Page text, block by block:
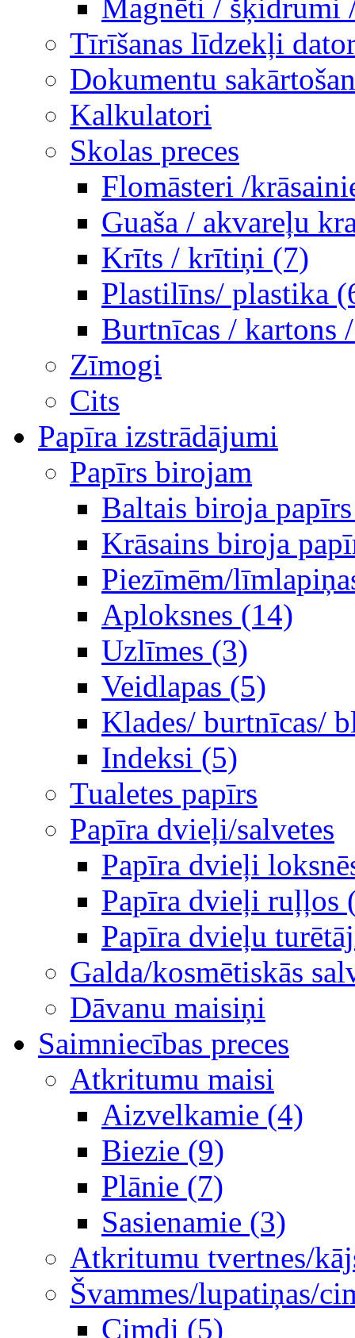
Magnēti / šķidrumi
Tīrīšanas līdzekļi
Dokumentu
Kalkulatori
Skolas preces
Flomāsteri /
Guaša / akvareļu
Krīts / krītiņi (7)
Plastilīns/ plastika
Burtnīcas / kartons
Zīmogi
Cits
Papīra izstrādājumi
Papīrs birojam
Baltais biroja
Krāsains biroja
Piezīmēm/
Aploksnes (14)
Uzlīmes (3)
Veidlapas (5)
Klades/ burtnīcas/
Indeksi (5)
Tualetes papīrs
Papīra dvieļi/salvetes
Papīra dvieļi
Papīra dvieļi ruļļos
Papīra dvieļu
Galda/kosmētiskās
Dāvanu maisiņi
Saimniecības preces
Atkritumu maisi
Aizvelkamie (4)
Biezie (9)
Plānie (7)
Sasienamie (3)
Atkritumu tvertnes/
Švammes/lupatiņas/
Cimdi (5)